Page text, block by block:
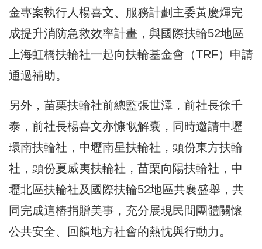
金專案執行人楊喜文、服務計劃主委黃慶煇完
成提升消防急救效率計畫，與國際扶輪52地區
上海虹橋扶輪社一起向扶輪基金會（TRF）申請
通過補助。
另外，苗栗扶輪社前總監張世澤，前社長徐千
泰，前社長楊喜文亦慷慨解囊，同時邀請中壢
環南扶輪社，中壢南星扶輪社，頭份東方扶輪
社，頭份夏威夷扶輪社，苗栗向陽扶輪社，中
壢北區扶輪社及國際扶輪52地區共襄盛舉，共
同完成這樁捐贈美事，充分展現民間團體關懷
公共安全、回饋地方社會的熱忱與行動力。